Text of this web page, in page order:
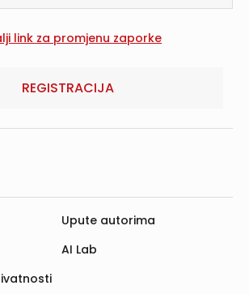
REGISTRACIJA
Upute autorima
AI Lab